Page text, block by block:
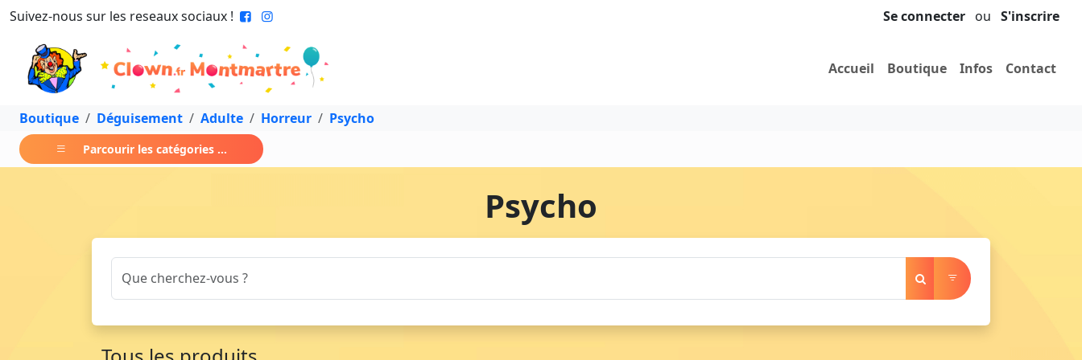
Suivez-nous sur les reseaux sociaux ! Se connecter ou S'inscrire
Accueil Boutique Infos Contact
Boutique Déguisement Adulte Horreur Psycho
Parcourir les catégories ...
Psycho